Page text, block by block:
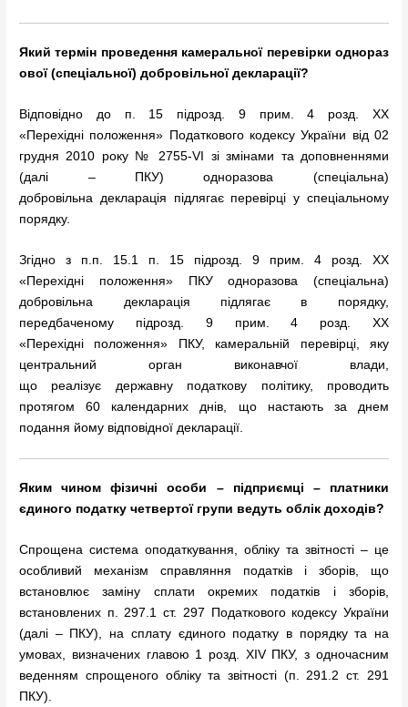
Який термін проведення камеральної перевірки однораз
ової(спеціальної)добровільної декларації?
Відповідно до п. 15 підрозд. 9 прим. 4 розд. XX
«Перехідні положення» Податкового кодексу України від 02
грудня 2010 року № 2755-VI зі змінами та доповненнями
(далі – ПКУ) одноразова (спеціальна)
добровільна декларація підлягає перевірці у спеціальному
порядку.
Згідно з п.п. 15.1 п. 15 підрозд. 9 прим. 4 розд. XX
«Перехідні положення» ПКУ одноразова (спеціальна)
добровільна декларація підлягає в порядку,
передбаченому підрозд. 9 прим. 4 розд. XX
«Перехідні положення» ПКУ, камеральній перевірці, яку
центральний орган виконавчої влади,
що реалізує державну податкову політику, проводить
протягом 60 календарних днів, що настають за днем
подання йому відповідної декларації.
Яким чином фізичні особи – підприємці – платники
єдиного податку четвертої групи ведуть облік доходів?
Спрощена система оподаткування, обліку та звітності – це
особливий механізм справляння податків і зборів, що
встановлює заміну сплати окремих податків і зборів,
встановлених п. 297.1 ст. 297 Податкового кодексу України
(далі – ПКУ), на сплату єдиного податку в порядку та на
умовах, визначених главою 1 розд. XIV ПКУ, з одночасним
веденням спрощеного обліку та звітності (п. 291.2 ст. 291
ПКУ).